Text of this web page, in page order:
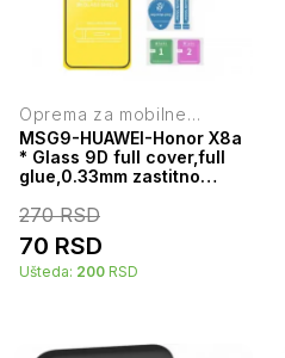
Oprema za mobilne
telefone
MSG9-HUAWEI-Honor X8a
* Glass 9D full cover,full
glue,0.33mm zastitno
270RSD
70 RSD
Ušteda: 200 RSD